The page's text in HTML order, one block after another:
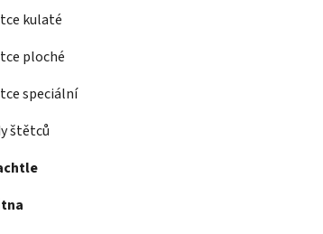
kulaté
ploché
speciální
štětců